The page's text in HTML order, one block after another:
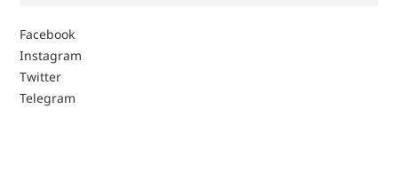
Facebook
Instagram
Twitter
Telegram